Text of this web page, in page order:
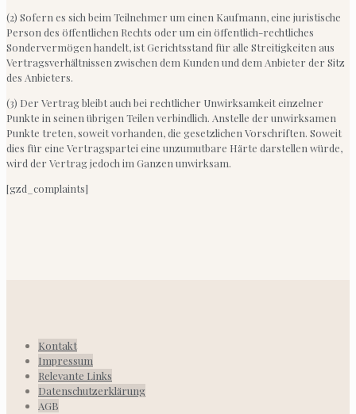
(2) Sofern es sich beim Teilnehmer um einen Kaufmann, eine juristische
Person des öffentlichen Rechts oder um ein öffentlich-rechtliches
Sondervermögen handelt, ist Gerichtsstand für alle Streitigkeiten aus
Vertragsverhältnissen zwischen dem Kunden und dem Anbieter der Sitz
des Anbieters.
(3) Der Vertrag bleibt auch bei rechtlicher Unwirksamkeit einzelner
Punkte in seinen übrigen Teilen verbindlich. Anstelle der unwirksamen
Punkte treten, soweit vorhanden, die gesetzlichen Vorschriften. Soweit
dies für eine Vertragspartei eine unzumutbare Härte darstellen würde,
wird der Vertrag jedoch im Ganzen unwirksam.
[gzd_complaints]
Kontakt
Impressum
Relevante Links
Datenschutzerklärung
AGB